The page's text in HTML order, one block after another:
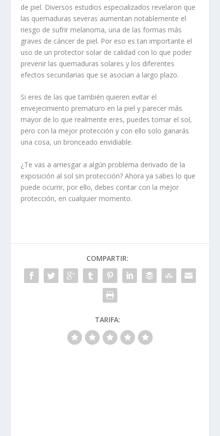
de piel. Diversos estudios especializados revelaron que
las quemaduras severas aumentan notablemente el
riesgo de sufrir melanoma, una de las formas más
graves de cáncer de piel. Por eso es tan importante el
uso de un protector solar de calidad con lo que poder
prevenir las quemaduras solares y los diferentes
efectos secundarias que se asocian a largo plazo.
Si eres de las que también quieren evitar el
envejecimiento prematuro en la piel y parecer más
mayor de lo que realmente eres, puedes tomar el sol,
pero con la mejor protección y con ello solo ganarás
una cosa, un bronceado envidiable.
¿Te vas a arriesgar a algún problema derivado de la
exposición al sol sin protección? Ahora ya sabes lo que
puede ocurrir, por ello, debes contar con la mejor
protección, en cualquier momento.
COMPARTIR:
TARIFA: